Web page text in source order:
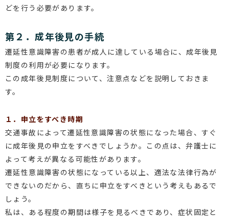
どを行う必要があります。
第２．成年後見の手続
遷延性意識障害の患者が成人に達している場合に、成年後見
制度の利用が必要になります。
この成年後見制度について、注意点などを説明しておきま
す。
１．申立をすべき時期
交通事故によって遷延性意識障害の状態になった場合、すぐ
に成年後見の申立をすべきでしょうか。この点は、弁護士に
よって考えが異なる可能性があります。
遷延性意識障害の状態になっている以上、適法な法律行為が
できないのだから、直ちに申立をすべきという考えもあるで
しょう。
私は、ある程度の期間は様子を見るべきであり、症状固定と